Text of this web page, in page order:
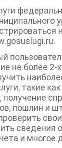
не более
такие
пошлин и
сведения
и многое